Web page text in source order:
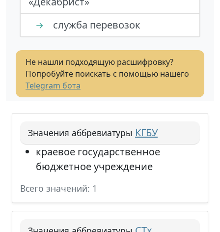
→ служба перевозок
Не нашли подходящую расшифровку?
Попробуйте поискать с помощью нашего
Telegram бота
Значения аббревиатуры КГБУ
краевое государственное
бюджетное учреждение
Всего значений: 1